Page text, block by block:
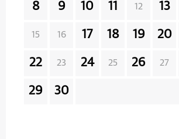
8 9 10 11 12 13
15 16 17 18 19 20
22 23 24 25 26 27
29 30